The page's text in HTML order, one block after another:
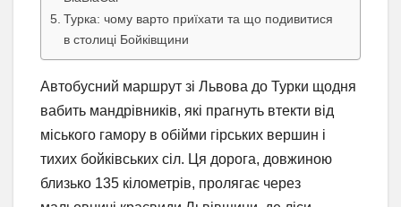
Турка: чому варто приїхати та що подивитися
в столиці Бойківщини
Автобусний маршрут зі Львова до Турки щодня
вабить мандрівників, які прагнуть втекти від
міського гамору в обійми гірських вершин і
тихих бойківських сіл. Ця дорога, довжиною
близько 135 кілометрів, пролягає через